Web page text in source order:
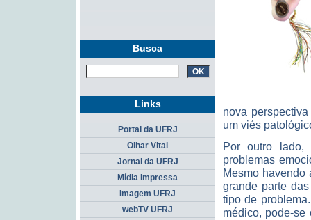
nova
um viés
Por outro lado,
problemas
Mesmo havendo
grande parte
tipo de
médico, pode-
Busca
Links
Portal da UFRJ
Olhar Vital
Jornal da UFRJ
Mídia Impressa
Imagem UFRJ
webTV UFRJ